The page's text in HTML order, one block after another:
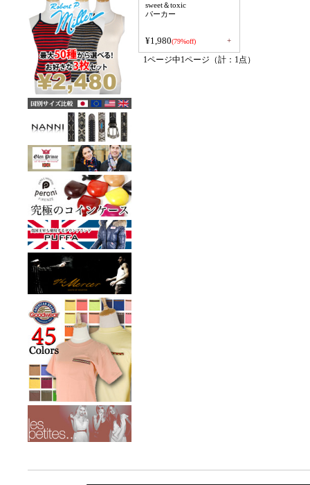
sweet＆toxic
パーカー
¥1,980(79%off) +
1ページ中1ページ（計：1点）